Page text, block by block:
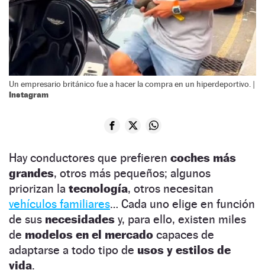
Un empresario británico fue a hacer la compra en un hiperdeportivo. |
Instagram
Hay conductores que prefieren coches más
grandes, otros más pequeños; algunos
priorizan la tecnología, otros necesitan
vehículos familiares… Cada uno elige en función
de sus necesidades y, para ello, existen miles
de modelos en el mercado capaces de
adaptarse a todo tipo de usos y estilos de
vida.